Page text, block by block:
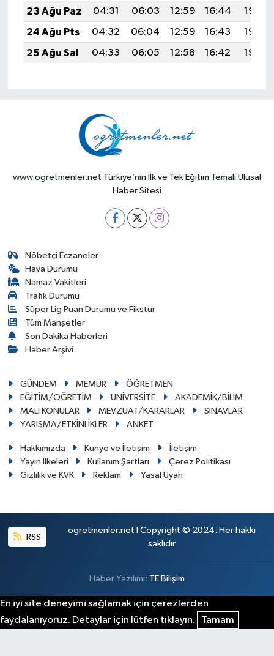
23 Ağu Paz
04:31 06:03 12:59 16:44
19:45
24 Ağu Pts
04:32 06:04 12:59 16:43
19:44
25 Ağu Sal
04:33 06:05 12:58 16:42 19:42
www.ogretmenler.net Türkiye’nin İlk ve Tek Eğitim Temalı Ulusal
Haber Sitesi
Nöbetçi Eczaneler
Hava Durumu
Namaz Vakitleri
Trafik Durumu
Süper Lig Puan Durumu ve Fikstür
Tüm Manşetler
Son Dakika Haberleri
Haber Arşivi
GÜNDEM MEMUR
ÖĞRETMEN
EĞİTİM/ÖĞRETİM
ÜNİVERSİTE
AKADEMİK/BİLİM
MALİ KONULAR
MEVZUAT/KARARLAR
SINAVLAR
YARIŞMA/ETKİNLİKLER
ANKET
Hakkımızda Künye ve İletişim
İletişim
Yayın İlkeleri
Kullanım Şartları
Çerez Politikası
Gizlilik ve KVK
Reklam Yasal Uyarı
RSS
ogretmenler.net I Copyright © 2024. Her hakkı
saklıdır
Haber Yazılımı: TE Bilişim
En iyi site deneyimi sağlamak için çerezlerden
faydalanıyoruz. Detaylar için lütfen tıklayın.
Tamam